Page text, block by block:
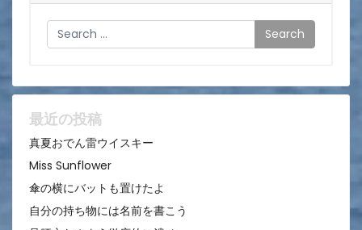
ョ
ン
Search
最近の投稿
真夏おでん雷ウイスキー
Miss Sunflower
傘の横にバットも置けたよ
自分の持ち物には名前を書こう